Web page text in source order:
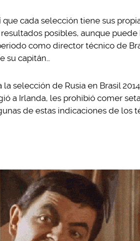
cada selección tiene sus
posibles, aunque puede
como director técnico de
su capitán…
selección de Rusia en Brasil
a Irlanda, les prohibió comer
de estas indicaciones de los